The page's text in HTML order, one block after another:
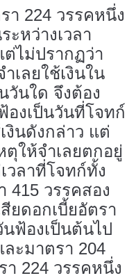
า 224 วรรคหนึ่ง
หว่างเวลา
ไม่ปรากฏว่า
เลยใช้เงินใน
นใด จึงต้อง
องเป็นวันที่โจทก์
งินดังกล่าว แต่
ตุให้จำเลยตกอยู่
วลาที่โจทก์ทั้ง
415 วรรคสอง
ยดอกเบี้ยอัตรา
ฟ้องเป็นต้นไป
ะมาตรา 204
224 วรรคหนึ่ง